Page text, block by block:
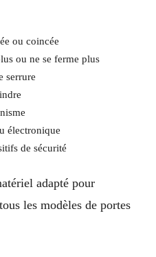
ou coincée
ou ne se ferme plus
serrure
électronique
de sécurité
adapté pour
les modèles de portes